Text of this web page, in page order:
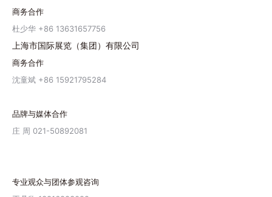
商务合作
杜少华 +86 13631657756
上海市国际展览（集团）有限公司
商务合作
沈童斌 +86 15921795284
品牌与媒体合作
庄 周 021-50892081
专业观众与团体参观咨询